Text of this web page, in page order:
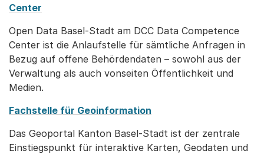
Center
Open Data Basel-Stadt am DCC Data Competence
Center ist die Anlaufstelle für sämtliche Anfragen in
Bezug auf offene Behördendaten – sowohl aus der
Verwaltung als auch vonseiten Öffentlichkeit und
Medien.
Fachstelle für Geoinformation
Das Geoportal Kanton Basel-Stadt ist der zentrale
Einstiegspunkt für interaktive Karten, Geodaten und